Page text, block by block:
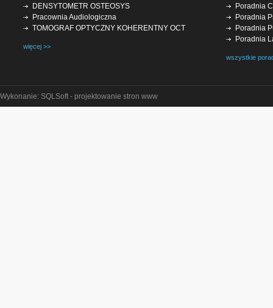
DENSYTOMETR OSTEOSYS
Pracownia Audiologiczna
TOMOGRAF OPTYCZNY KOHERENTNY OCT
więcej >>
Poradnia
Poradnia
Poradnia
Poradnia
wszystkie
Wykonanie: SQLSoft - projektowanie stron www